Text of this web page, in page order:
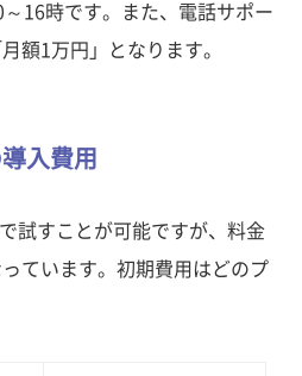
16時です。また、電話サポー
額1万円」となります。
導入費用
試すことが可能ですが、料金
ています。初期費用はどのプ